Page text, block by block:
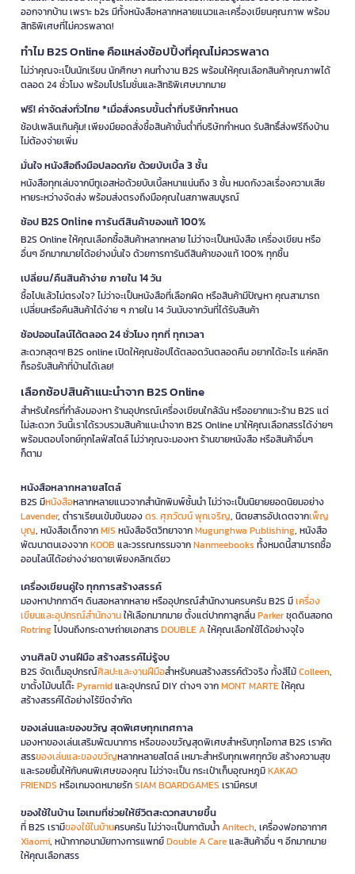
ออกจากบ้าน เพราะ b2s มีทั้งหนังสือหลากหลายแนวและเครื่องเขียนคุณภาพ พร้อม
สิทธิพิเศษที่ไม่ควรพลาด!
ทำไม B2S Online คือแหล่งช้อปปิ้งที่คุณไม่ควรพลาด
ไม่ว่าคุณจะเป็นนักเรียน นักศึกษา คนทำงาน B2S พร้อมให้คุณเลือกสินค้าคุณภาพได้
ตลอด 24 ชั่วโมง พร้อมโปรโมชั่นและสิทธิพิเศษมากมาย
ฟรี! ค่าจัดส่งทั่วไทย *เมื่อสั่งครบขั้นต่ำที่บริษัทกำหนด
ช้อปเพลินเกินคุ้ม! เพียงมียอดสั่งซื้อสินค้าขั้นต่ำที่บริษัทกำหนด รับสิทธิ์ส่งฟรีถึงบ้าน
ไม่ต้องจ่ายเพิ่ม
มั่นใจ หนังสือถึงมือปลอดภัย ด้วยบับเบิ้ล 3 ชั้น
หนังสือทุกเล่มจากบีทูเอสห่อด้วยบับเบิ้ลหนาแน่นถึง 3 ชั้น หมดกังวลเรื่องความเสีย
หายระหว่างจัดส่ง พร้อมส่งตรงถึงมือคุณในสภาพสมบูรณ์
ช้อป B2S Online การันตีสินค้าของแท้ 100%
B2S Online ให้คุณเลือกซื้อสินค้าหลากหลาย ไม่ว่าจะเป็นหนังสือ เครื่องเขียน หรือ
อื่นๆ อีกมากมายได้อย่างมั่นใจ ด้วยการการันตีสินค้าของแท้ 100% ทุกชิ้น
เปลี่ยน/คืนสินค้าง่าย ภายใน 14 วัน
ซื้อไปแล้วไม่ตรงใจ? ไม่ว่าจะเป็นหนังสือที่เลือกผิด หรือสินค้ามีปัญหา คุณสามารถ
เปลี่ยนหรือคืนสินค้าได้ง่าย ๆ ภายใน 14 วันนับจากวันที่ได้รับสินค้า
ช้อปออนไลน์ได้ตลอด 24 ชั่วโมง ทุกที่ ทุกเวลา
สะดวกสุดๆ! B2S online เปิดให้คุณช้อปได้ตลอดวันตลอดคืน อยากได้อะไร แค่คลิก
ก็รอรับสินค้าที่บ้านได้เลย!
เลือกช้อปสินค้าแนะนำจาก B2S Online
สำหรับใครที่กำลังมองหา ร้านอุปกรณ์เครื่องเขียนใกล้ฉัน หรืออยากแวะร้าน B2S แต่
ไม่สะดวก วันนี้เราได้รวบรวมสินค้าแนะนำจาก B2S Online มาให้คุณเลือกสรรได้ง่ายๆ
พร้อมตอบโจทย์ทุกไลฟ์สไตล์ ไม่ว่าคุณจะมองหา ร้านขายหนังสือ หรือสินค้าอื่นๆ
ก็ตาม
หนังสือหลากหลายสไตล์
B2S มีหนังสือหลากหลายแนวจากสำนักพิมพ์ชั้นนำ ไม่ว่าจะเป็นนิยายยอดนิยมอย่าง
Lavender, ตำราเรียนเข้มข้นของดร. ศุภวัฒน์ พุกเจริญ, นิตยสารอัปเดตจากเพ็ญ
บุญ, หนังสือเด็กจากMIS หนังสือจิตวิทยาจากMugunghwa Publishing, หนังสือ
พัฒนาตนเองจากKOOB และวรรณกรรมจากNanmeebooks ทั้งหมดนี้สามารถซื้อ
ออนไลน์ได้อย่างง่ายดายเพียงคลิกเดียว
เครื่องเขียนคู่ใจ ทุกการสร้างสรรค์
มองหาปากกาดีๆ ดินสอหลากหลาย หรืออุปกรณ์สำนักงานครบครัน B2S มีเครื่อง
เขียนและอุปกรณ์สำนักงานให้เลือกมากมาย ตั้งแต่ปากกาลูกลื่นParkerชุดดินสอกด
Rotringไปจนถึงกระดาษถ่ายเอกสารDOUBLE Aให้คุณเลือกใช้ได้อย่างจุใจ
งานศิลป์ งานฝีมือ สร้างสรรค์ไม่รู้จบ
B2S จัดเต็มอุปกรณ์ศิลปะและงานฝีมือสำหรับคนสร้างสรรค์ตัวจริง ทั้งสีไม้Colleen,
ขาตั้งไม้บนโต๊ะPyramidและอุปกรณ์ DIY ต่างๆ จากMONT MARTEให้คุณ
สร้างสรรค์ได้อย่างไร้ขีดจำกัด
ของเล่นและของขวัญ สุดพิเศษทุกเทศกาล
มองหาของเล่นเสริมพัฒนาการ หรือของขวัญสุดพิเศษสำหรับทุกโอกาส B2S เราคัด
สรรของเล่นและของขวัญหลากหลายสไตล์ เหมาะสำหรับทุกเพศทุกวัย สร้างความสุข
และรอยยิ้มให้กับคนพิเศษของคุณ ไม่ว่าจะเป็น กระเป๋าเก็บอุณหภูมิKAKAO
FRIENDS หรือเกมจดหมายรักSIAM BOARDGAMES เรามีครบ!
ของใช้ในบ้าน ไอเทมที่ช่วยให้ชีวิตสะดวกสบายขึ้น
ที่ B2S เรามีของใช้ในบ้านครบครัน ไม่ว่าจะเป็นกาต้มน้ำAnitech, เครื่องฟอกอากาศ
Xiaomi, หน้ากากอนามัยทางการแพทย์Double A Careและสินค้าอื่น ๆ อีกมากมาย
ให้คุณเลือกสรร